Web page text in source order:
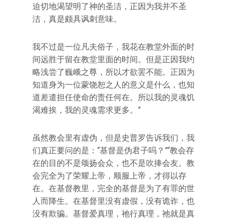
迫切地渴望明了神的圣洁，正因为我并不圣
洁，真是颇具讽刺意味。
我不过是一位凡夫俗子，我花在教堂外面的时
间远胜于留在教堂里面的时间。但是正因我约
略浅尝了巍峨之尊，所以才欲罢不能。正因为
知道身为一位蒙饶恕之人的意义是什么，也知
道差遣担任使命的责任何在。所以我的灵魂饥
渴难挨，我的灵魂需求更多。”
虽然教会里有虚伪，但是史普罗告诉我们，我
们真正要问的是：“基督是伪君子吗？”“教会存
在的目的不是颂扬会众，也不是吹捧会友。教
会完全为了荣耀上帝，顺服上帝，才得以存
在。在基督教里，完全的基督是为了有罪的世
人而降生。在基督里没有虚假，没有诡诈，也
没有欺骗。基督爱真理，祂行真理，祂就是真